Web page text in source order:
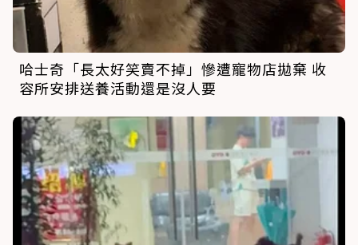
哈士奇「長太好笑賣不掉」慘遭寵物店拋棄 收
容所安排送養活動還是沒人要